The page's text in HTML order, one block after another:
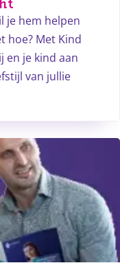
je hem helpen
hoe? Met Kind
en je kind aan
van jullie